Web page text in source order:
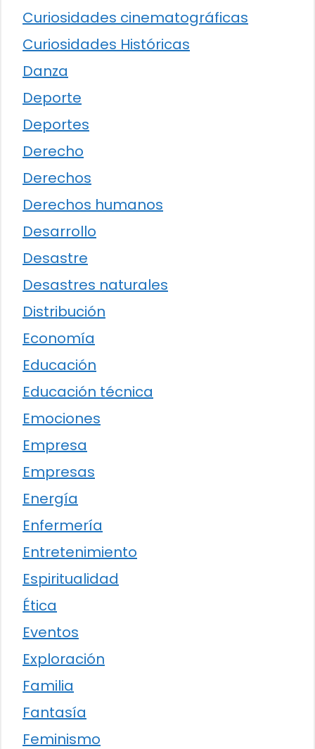
Curiosidades cinematográficas
Curiosidades Históricas
Danza
Deporte
Deportes
Derecho
Derechos
Derechos humanos
Desarrollo
Desastre
Desastres naturales
Distribución
Economía
Educación
Educación técnica
Emociones
Empresa
Empresas
Energía
Enfermería
Entretenimiento
Espiritualidad
Ética
Eventos
Exploración
Familia
Fantasía
Feminismo